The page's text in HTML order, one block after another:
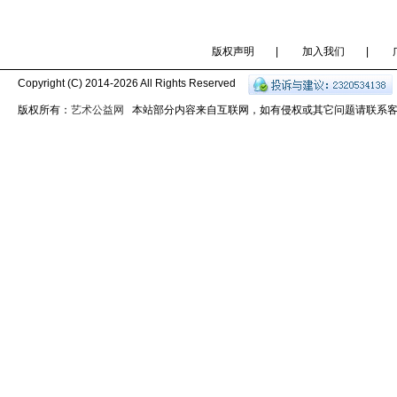
版权声明 加入我们
Copyright (C) 2014-2026 All Rights Reserved
版权所有： 艺术公益网 本站部分内容来自互联网，如有侵权或其它问题请联系